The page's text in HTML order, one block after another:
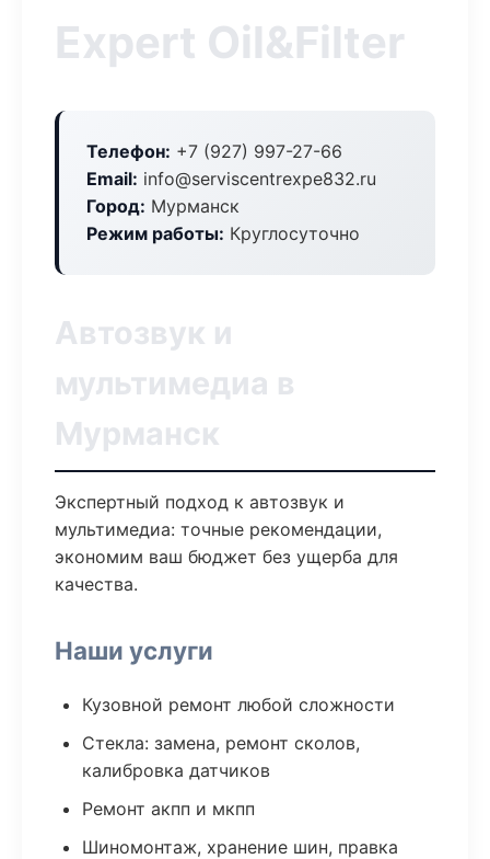
Expert Oil&Filter
Телефон: +7 (927) 997-27-66
Email: info@serviscentrexpe832.ru
Город: Мурманск
Режим работы: Круглосуточно
Автозвук и
мультимедиа в
Мурманск
Экспертный подход к автозвук и
мультимедиа: точные рекомендации,
экономим ваш бюджет без ущерба для
качества.
Наши услуги
Кузовной ремонт любой сложности
Стекла: замена, ремонт сколов,
калибровка датчиков
Ремонт акпп и мкпп
Шиномонтаж, хранение шин, правка